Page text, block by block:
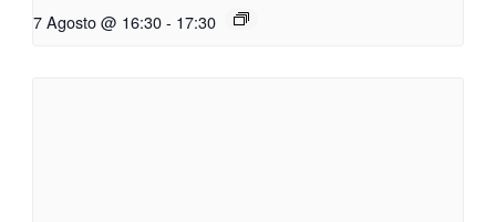
7 Agosto @ 16:30 - 17:30